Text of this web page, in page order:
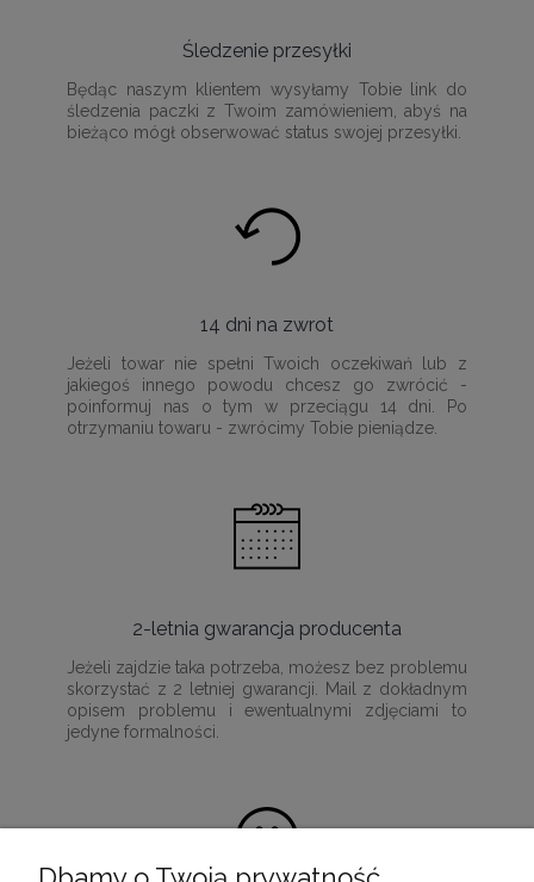
Śledzenie przesyłki
Będąc naszym klientem wysyłamy Tobie link do
śledzenia paczki z Twoim zamówieniem, abyś na
bieżąco mógł obserwować status swojej przesyłki.
14 dni na zwrot
Jeżeli towar nie spełni Twoich oczekiwań lub z
jakiegoś innego powodu chcesz go zwrócić -
poinformuj nas o tym w przeciągu 14 dni. Po
otrzymaniu towaru - zwrócimy Tobie pieniądze.
2-letnia gwarancja producenta
Jeżeli zajdzie taka potrzeba, możesz bez problemu
skorzystać z 2 letniej gwarancji. Mail z dokładnym
opisem problemu i ewentualnymi zdjęciami to
jedyne formalności.